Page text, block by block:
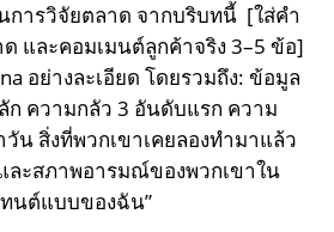
ารวิจัยตลาด จากบริบทนี้ [ใส่คำ
และคอมเมนต์ลูกค้าจริง 3–5 ข้อ]
อย่างละเอียด โดยรวมถึง: ข้อมูล
ก ความกลัว 3 อันดับแรก ความ
น สิ่งที่พวกเขาเคยลองทำมาแล้ว
ละสภาพอารมณ์ของพวกเขาใน
นต์แบบของฉัน”